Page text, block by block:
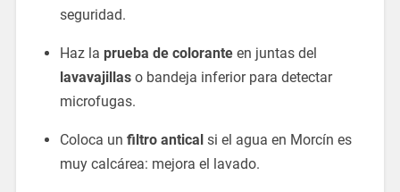
seguridad.
Haz la prueba de coloranteen juntas del
lavavajillaso bandeja inferior para detectar
microfugas.
Coloca un filtro anticalsi el agua en Morcín es
muy calcárea: mejora el lavado.